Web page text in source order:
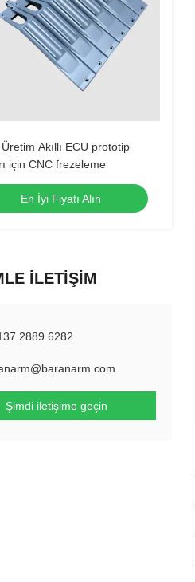
Akıllı ECU prototip
için CNC frezeleme
En İyi Fiyatı Alın
İLETIŞIM
2889 6282
Şimdi iletişime geçin